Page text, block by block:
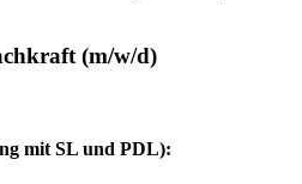
(m/w/d)
mit SL und PDL):